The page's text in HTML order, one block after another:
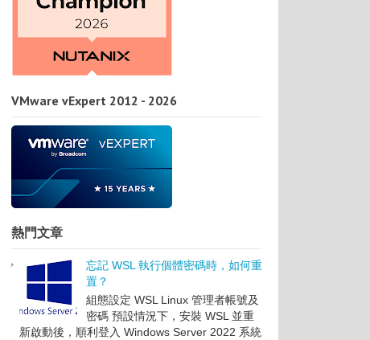
VMware vExpert 2012 - 2026
熱門文章
忘記 WSL 執行個體密碼時，如何重
置？
組態設定 WSL Linux 管理者帳號及
密碼 預設情況下，安裝 WSL 並重
新啟動後，順利登入 Windows Server 2022 系統